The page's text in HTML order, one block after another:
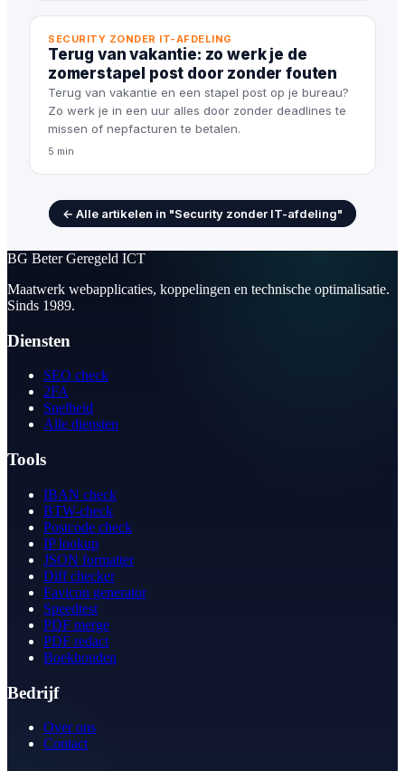
SECURITY ZONDER IT-AFDELING
Terug van vakantie: zo werk je de
zomerstapel post door zonder fouten
Terug van vakantie en een stapel post op je bureau?
Zo werk je in een uur alles door zonder deadlines te
missen of nepfacturen te betalen.
5 min
← Alle artikelen in "Security zonder IT-afdeling"
BG Beter Geregeld ICT
Maatwerk webapplicaties, koppelingen en technische optimalisatie.
Sinds 1989.
Diensten
SEO check
2FA
Snelheid
Alle diensten
Tools
IBAN check
BTW-check
Postcode check
IP lookup
JSON formatter
Diff checker
Favicon generator
Speedtest
PDF merge
PDF redact
Boekhouden
Bedrijf
Over ons
Contact